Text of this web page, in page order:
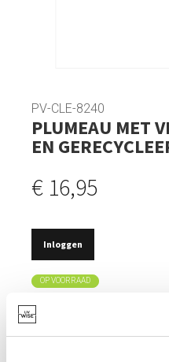
PV-CLE-8240
PLUMEAU MET
EN
€ 16,95
Inloggen
OP VOORRAAD
GEMAAKT VAN